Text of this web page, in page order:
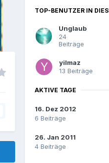
TOP-BENUTZER IN
Unglaub
24
Beiträge
yilmaz
13 Beiträge
AKTIVE TAGE
16. Dez 2012
6 Beiträge
26. Jan 2011
4 Beiträge